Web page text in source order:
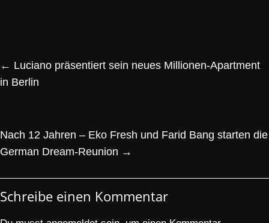
← Luciano präsentiert sein neues Millionen-Apartment
in Berlin
Nach 12 Jahren – Eko Fresh und Farid Bang starten die
German Dream-Reunion →
Schreibe einen Kommentar